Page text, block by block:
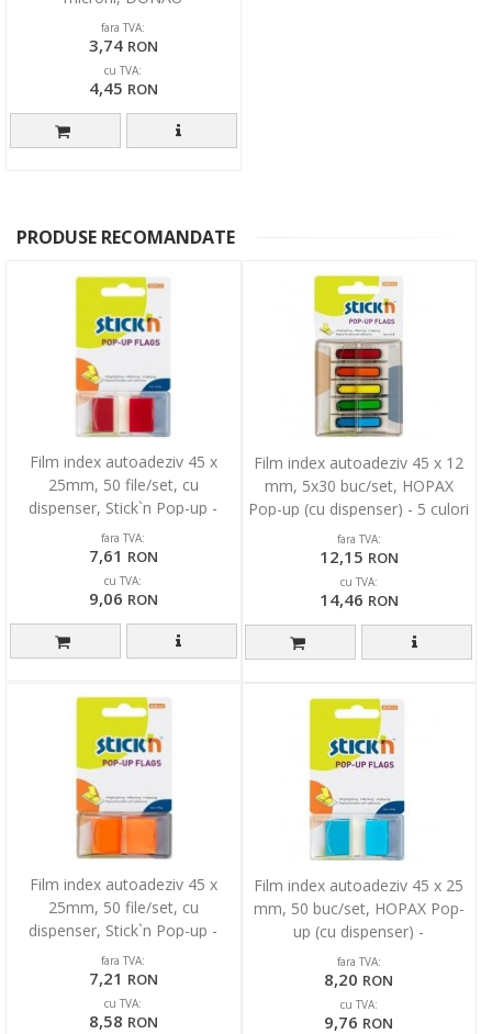
fara TVA:
3,74 RON
cu TVA:
4,45 RON
PRODUSE RECOMANDATE
Film index autoadeziv 45 x
25mm, 50 file/set, cu
dispenser, Stick`n Pop-up -
transparent/rosu
fara TVA:
7,61 RON
cu TVA:
9,06 RON
Film index autoadeziv 45 x 12
mm, 5x30 buc/set, HOPAX
Pop-up (cu dispenser) - 5 culori
fluorescente
fara TVA:
12,15 RON
cu TVA:
14,46 RON
Film index autoadeziv 45 x
25mm, 50 file/set, cu
dispenser, Stick`n Pop-up -
portocaliu
fara TVA:
7,21 RON
cu TVA:
8,58 RON
Film index autoadeziv 45 x 25
mm, 50 buc/set, HOPAX Pop-
up (cu dispenser) -
transparent/albastru
fara TVA:
8,20 RON
cu TVA:
9,76 RON